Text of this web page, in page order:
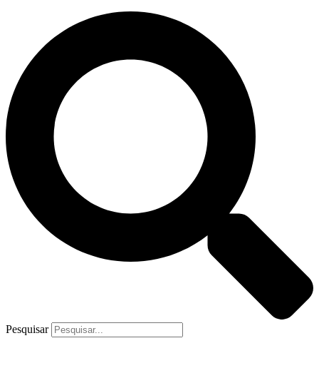
Pesquisar